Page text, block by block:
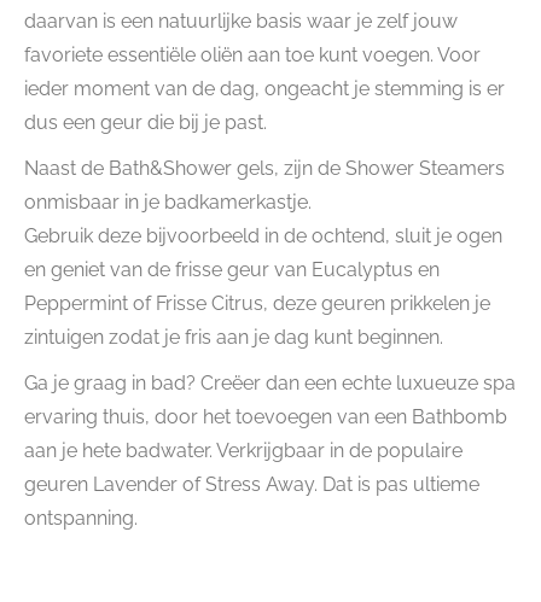
daarvan is een natuurlijke basis waar je zelf jouw
favoriete essentiële oliën aan toe kunt voegen. Voor
ieder moment van de dag, ongeacht je stemming is er
dus een geur die bij je past.
Naast de Bath&Shower gels, zijn de Shower Steamers
onmisbaar in je badkamerkastje.
Gebruik deze bijvoorbeeld in de ochtend, sluit je ogen
en geniet van de frisse geur van Eucalyptus en
Peppermint of Frisse Citrus, deze geuren prikkelen je
zintuigen zodat je fris aan je dag kunt beginnen.
Ga je graag in bad? Creëer dan een echte luxueuze spa
ervaring thuis, door het toevoegen van een Bathbomb
aan je hete badwater. Verkrijgbaar in de populaire
geuren Lavender of Stress Away. Dat is pas ultieme
ontspanning.